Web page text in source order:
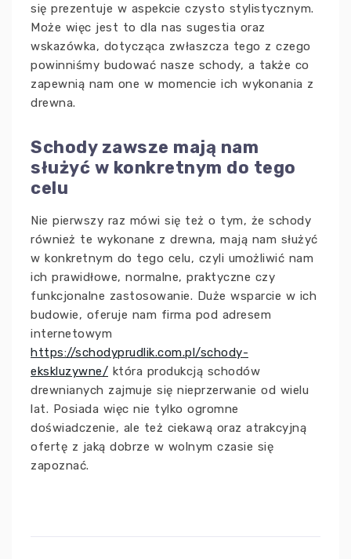
się prezentuje w aspekcie czysto stylistycznym.
Może więc jest to dla nas sugestia oraz
wskazówka, dotycząca zwłaszcza tego z czego
powinniśmy budować nasze schody, a także co
zapewnią nam one w momencie ich wykonania z
drewna.
Schody zawsze mają nam
służyć w konkretnym do tego
celu
Nie pierwszy raz mówi się też o tym, że schody
również te wykonane z drewna, mają nam służyć
w konkretnym do tego celu, czyli umożliwić nam
ich prawidłowe, normalne, praktyczne czy
funkcjonalne zastosowanie. Duże wsparcie w ich
budowie, oferuje nam firma pod adresem
internetowym
https://schodyprudlik.com.pl/schody-
ekskluzywne/ która produkcją schodów
drewnianych zajmuje się nieprzerwanie od wielu
lat. Posiada więc nie tylko ogromne
doświadczenie, ale też ciekawą oraz atrakcyjną
ofertę z jaką dobrze w wolnym czasie się
zapoznać.